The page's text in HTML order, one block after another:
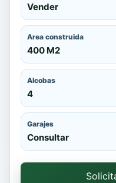
Vender
Area construida
400 M2
Alcobas
4
Garajes
Consultar